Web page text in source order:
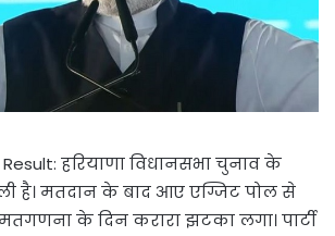
हरियाणा विधानसभा चुनाव के
है। मतदान के बाद आए एग्जिट पोल से
के दिन करारा झटका लगा। पार्टी